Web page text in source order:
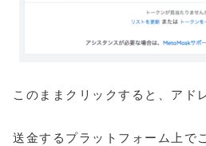
このままクリックすると、アド
送金するプラットフォーム上で